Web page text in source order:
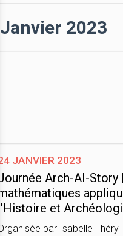
Janvier 2023
janvier 2023
Arch-AI-Story
et
par Isabelle Théry